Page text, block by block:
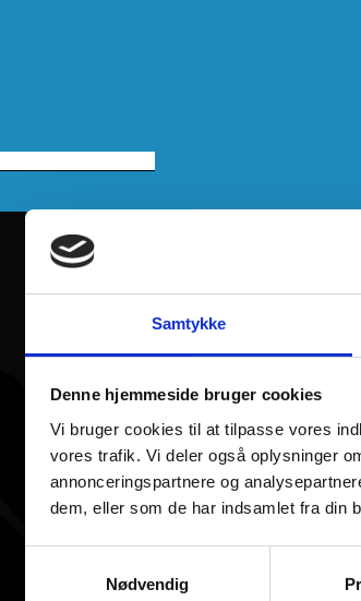
Samtykke
Denne hjemmeside bruger cookies
Vi bruger cookies til at tilpasse vores
vores trafik. Vi deler også oplysninger
annonceringspartnere og
dem, eller som de har indsamlet fra din
Nødvendig